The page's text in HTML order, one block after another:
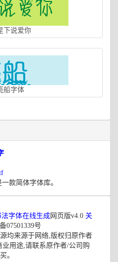
下说爱你
船字体
款简体字体库。
法字体在线生成网页版v4.0 关
07501339号
均来源于网络,版权归原作者
用途,请联系原作者/公司购
买。